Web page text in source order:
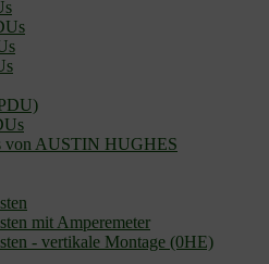
von AUSTIN HUGHES
mit Amperemeter
- vertikale Montage (0HE)